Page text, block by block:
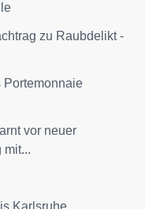
zu Raubdelikt -
Portemonnaie
vor neuer
mit...
Karlsruhe